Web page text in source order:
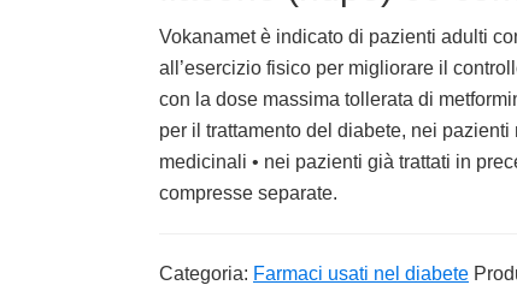
Vokanamet è indicato di pazienti adulti
all’esercizio fisico per migliorare il
con la dose massima tollerata di
per il trattamento del diabete, nei
medicinali • nei pazienti già trattati in
compresse separate.
Categoria: Farmaci usati nel diabete